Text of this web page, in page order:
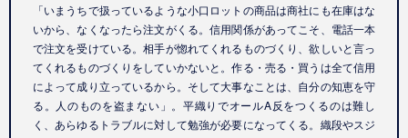
「いまうちで扱っているような小口ロットの商品は商社にも在庫はな
いから、なくなったら注文がくる。信用関係があってこそ、電話一本
で注文を受けている。相手が惚れてくれるものづくり、欲しいと言っ
てくれるものづくりをしていかないと。作る・売る・買うは全て信用
によって成り立っているから。そして大事なことは、自分の知恵を守
る。人のものを盗まない」。平織りでオールA反をつくるのは難し
く、あらゆるトラブルに対して勉強が必要になってくる。織段やスジ